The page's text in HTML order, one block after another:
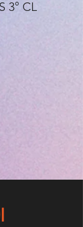
3° CL